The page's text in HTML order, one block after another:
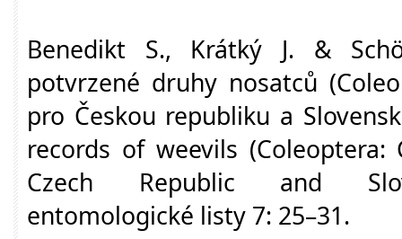
Benedikt S., Krátký J. &
potvrzené druhy nosatců
pro Českou republiku a
records of weevils
Czech Republic and
entomologické listy 7: 25–31.